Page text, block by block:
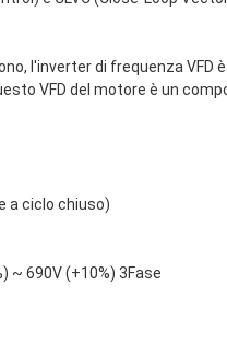
l'inverter di frequenza VFD è
VFD del motore è un
a ciclo chiuso)
~ 690V (+10%) 3Fase